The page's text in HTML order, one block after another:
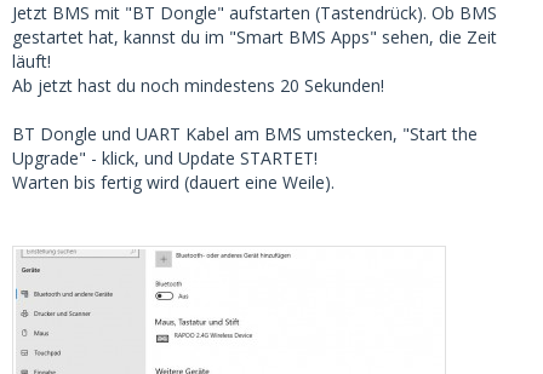
Jetzt BMS mit "BT Dongle" aufstarten (Tastendrück). Ob BMS
gestartet hat, kannst du im "Smart BMS Apps" sehen, die Zeit
läuft!
Ab jetzt hast du noch mindestens 20 Sekunden!
BT Dongle und UART Kabel am BMS umstecken, "Start the
Upgrade" - klick, und Update STARTET!
Warten bis fertig wird (dauert eine Weile).